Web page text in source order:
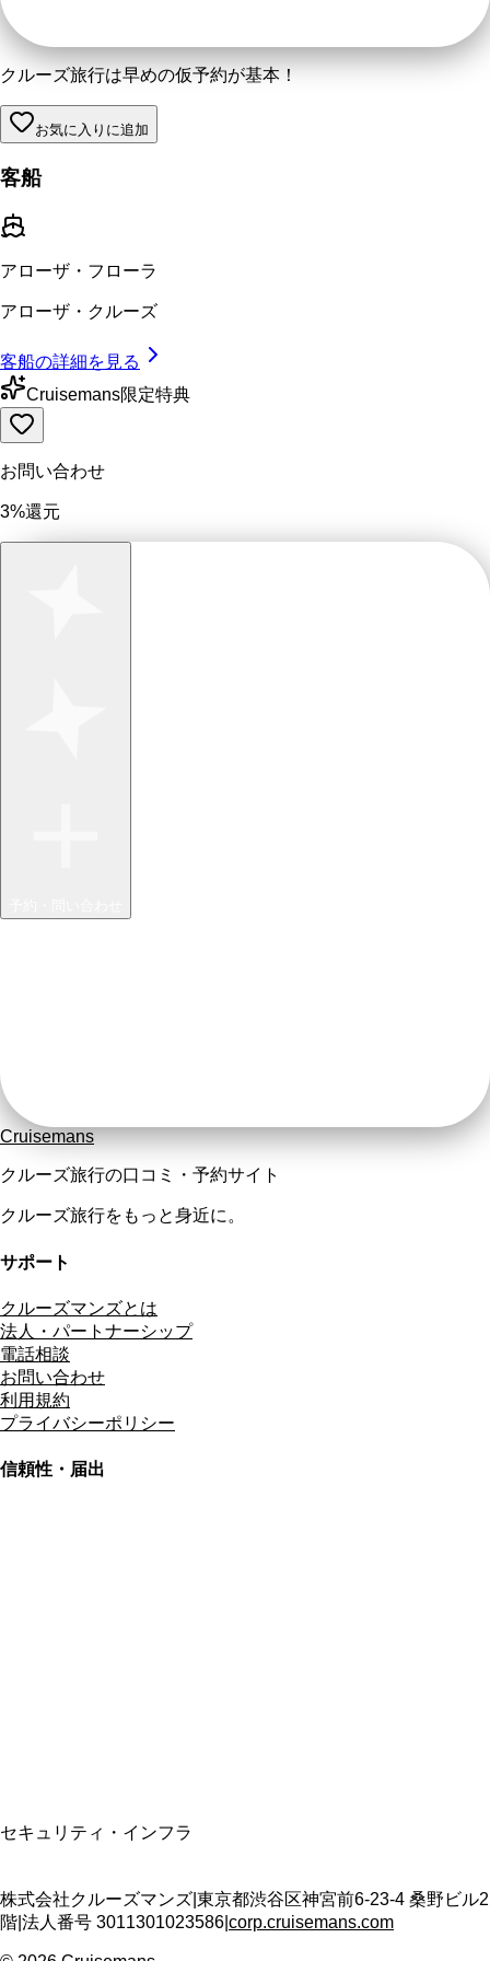
クルーズ旅行は早めの仮予約が基本！
お気に入りに追加
客船
アローザ・フローラ
アローザ・クルーズ
客船の詳細を見る
Cruisemans限定特典
お問い合わせ
3%還元
Cruisemans
クルーズ旅行の口コミ・予約サイト
クルーズ旅行をもっと身近に。
サポート
クルーズマンズとは
法人・パートナーシップ
電話相談
お問い合わせ
利用規約
プライバシーポリシー
信頼性・届出
セキュリティ・インフラ
株式会社クルーズマンズ 東京都渋谷区神宮前6-23-4 桑野ビル2
階 法人番号 3011301023586 corp.cruisemans.com